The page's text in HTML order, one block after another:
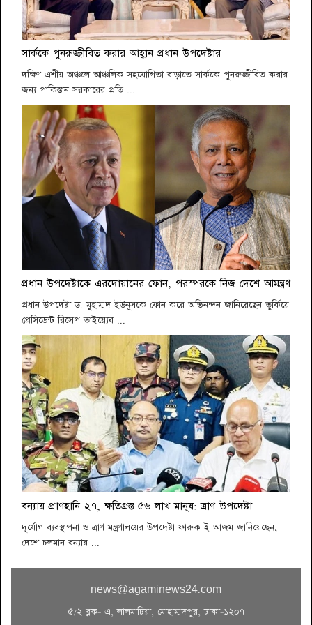
সার্ককে পুনরুজ্জীবিত করার আহ্বান প্রধান উপদেষ্টার
দক্ষিণ এশীয় অঞ্চলে আঞ্চলিক সহযোগিতা বাড়াতে সার্ককে পুনরুজ্জীবিত করার
জন্য পাকিস্তান সরকারের প্রতি ...
প্রধান উপদেষ্টাকে এরদোয়ানের ফোন, পরস্পরকে নিজ দেশে আমন্ত্রণ
প্রধান উপদেষ্টা ড. মুহাম্মদ ইউনূসকে ফোন করে অভিনন্দন জানিয়েছেন তুর্কিয়ে
প্রেসিডেন্ট রিসেপ তাইয়্যেব ...
বন্যায় প্রাণহানি ২৭, ক্ষতিগ্রস্ত ৫৬ লাখ মানুষ: ত্রাণ উপদেষ্টা
দুর্যোগ ব্যবস্থাপনা ও ত্রাণ মন্ত্রণালয়ের উপদেষ্টা ফারুক ই আজম জানিয়েছেন,
দেশে চলমান বন্যায় ...
news@agaminews24.com
৫/২ ব্লক- এ, লালমাটিয়া, মোহাম্মদপুর, ঢাকা-১২০৭